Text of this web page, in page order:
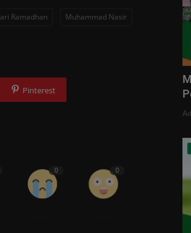
Ramadhan Muhammad Nasir
Pinterest
0 0